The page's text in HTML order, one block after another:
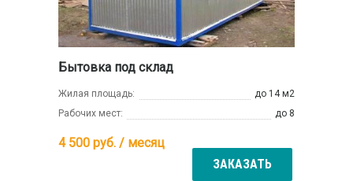
Бытовка под склад
Жилая площадь:
до 14 м2
Рабочих мест:
до 8
4 500 руб. / месяц
ЗАКАЗАТЬ